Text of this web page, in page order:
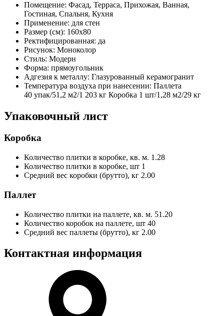
Помещение: Фасад, Терраса, Прихожая, Ванная,
Гостиная, Спальня, Кухня
Применение: для стен
Размер (см): 160x80
Ректифицированная: да
Рисунок: Моноколор
Стиль: Модерн
Форма: прямоугольник
Адгезия к металлу: Глазурованный керамогранит
Температура воздуха при нанесении: Паллета
40 упак/51,2 м2/1 203 кг Коробка 1 шт/1,28 м2/29 кг
Упаковочный лист
Коробка
Количество плитки в коробке, кв. м. 1.28
Количество плитки в коробке, шт 1
Средний вес коробки (брутто), кг 2.00
Паллет
Количество плитки на паллете, кв. м. 51.20
Количество коробок на паллете, шт 40
Средний вес паллеты (брутто), кг 2.00
Контактная информация